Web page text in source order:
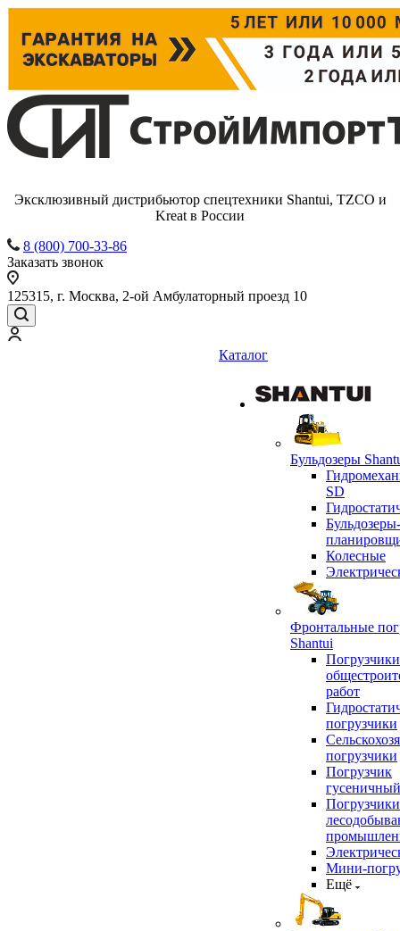
Эксклюзивный дистрибьютор спецтехники Shantui, TZCO и
Kreat в России
8 (800) 700-33-86
Заказать звонок
125315, г. Москва, 2-ой Амбулаторный проезд 10
Каталог
Бульдозеры
SD
Бульдозеры-
Колесные
Фронтальные
Shantui
работ
погрузчики
погрузчики
Погрузчик
гусеничный
Мини-
Ещё